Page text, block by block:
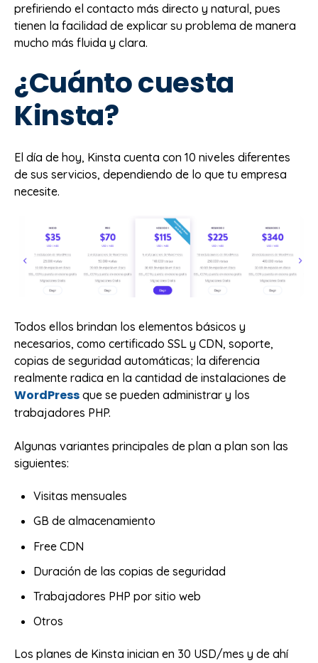
prefiriendo el contacto más directo y natural, pues
tienen la facilidad de explicar su problema de manera
mucho más fluida y clara.
¿Cuánto cuesta
Kinsta?
El día de hoy, Kinsta cuenta con 10 niveles diferentes
de sus servicios, dependiendo de lo que tu empresa
necesite.
Todos ellos brindan los elementos básicos y
necesarios, como certificado SSL y CDN, soporte,
copias de seguridad automáticas; la diferencia
realmente radica en la cantidad de instalaciones de
WordPress que se pueden administrar y los
trabajadores PHP.
Algunas variantes principales de plan a plan son las
siguientes:
Visitas mensuales
GB de almacenamiento
Free CDN
Duración de las copias de seguridad
Trabajadores PHP por sitio web
Otros
Los planes de Kinsta inician en 30 USD/mes y de ahí